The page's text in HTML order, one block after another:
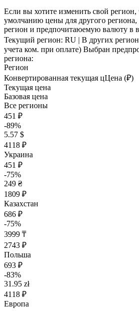
Если вы хотите изменить свой
умолчанию цены для другого региона,
регион и предпочитаюемую валюту в
Текущий регион: RU | В других
учета ком. при оплате) Выбран
региона:
Регион
Конвертированная текущая цЦена (₽)
Текущая цена
Базовая цена
Все регионы
451 ₽
-89%
5.57 $
4118 ₽
Украина
451 ₽
-75%
249 ₴
1809 ₽
Казахстан
686 ₽
-75%
3999 ₸
2743 ₽
Польша
693 ₽
-83%
31.95 zł
4118 ₽
Европа